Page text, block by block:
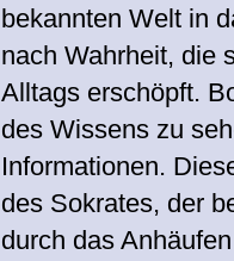
bekannten Welt in
nach Wahrheit, die
Alltags erschöpft.
des Wissens zu
Informationen.
des Sokrates, der
durch das